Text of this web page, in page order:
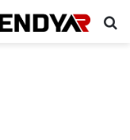
بحث عن